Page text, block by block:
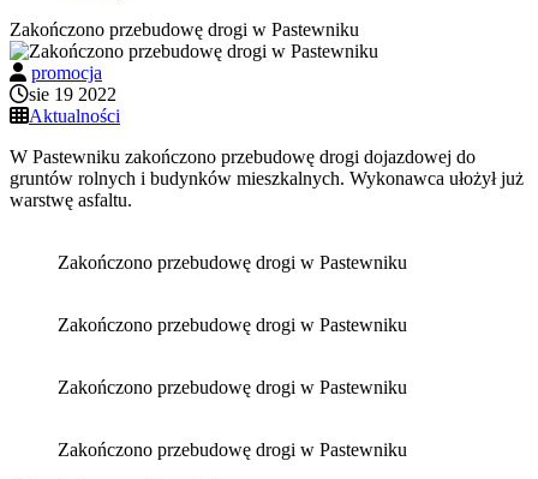
Zakończono przebudowę drogi w Pastewniku
promocja
sie 19 2022
Aktualności
W Pastewniku zakończono przebudowę drogi dojazdowej do
gruntów rolnych i budynków mieszkalnych. Wykonawca ułożył już
warstwę asfaltu.
Zakończono przebudowę drogi w Pastewniku
Zakończono przebudowę drogi w Pastewniku
Zakończono przebudowę drogi w Pastewniku
Zakończono przebudowę drogi w Pastewniku